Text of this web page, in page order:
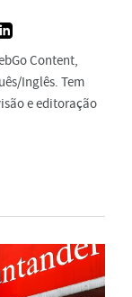
Content,
Inglês. Tem
e editoração